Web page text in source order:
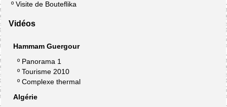
º Visite de Bouteflika
Vidéos
Hammam Guergour
º Panorama 1
º Tourisme 2010
º Complexe thermal
Algérie